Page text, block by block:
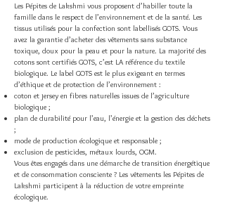
Les Pépites de Lakshmi vous proposent d’habiller toute la
famille dans le respect de l’environnement et de la santé. Les
tissus utilisés pour la confection sont labellisés GOTS. Vous
avez la garantie d’acheter des vêtements sans substance
toxique, doux pour la peau et pour la nature. La majorité des
cotons sont certifiés GOTS, c’est LA référence du textile
biologique. Le label GOTS est le plus exigeant en termes
d’éthique et de protection de l’environnement :
coton et jersey en fibres naturelles issues de l’agriculture
biologique ;
plan de durabilité pour l’eau, l’énergie et la gestion des déchets
;
mode de production écologique et responsable ;
exclusion de pesticides, métaux lourds, OGM.
Vous êtes engagés dans une démarche de transition énergétique
et de consommation consciente ? Les vêtements les Pépites de
Lakshmi participent à la réduction de votre empreinte
écologique.